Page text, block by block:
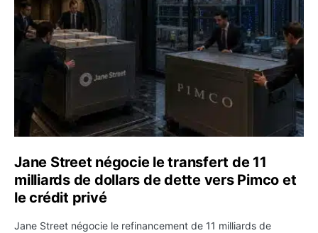
Jane Street négocie le transfert de 11
milliards de dollars de dette vers Pimco et
le crédit privé
Jane Street négocie le refinancement de 11 milliards de